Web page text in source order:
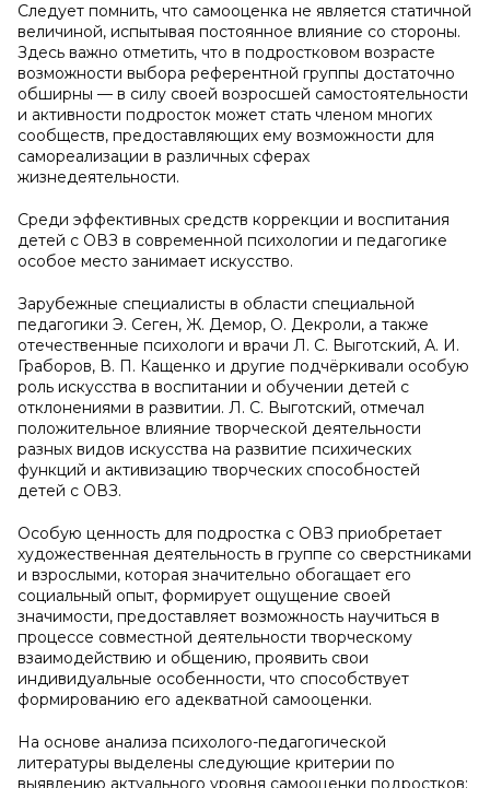
Следует помнить, что самооценка не является статичной
величиной, испытывая постоянное влияние со стороны.
Здесь важно отметить, что в подростковом возрасте
возможности выбора референтной группы достаточно
обширны — в силу своей возросшей самостоятельности
и активности подросток может стать членом многих
сообществ, предоставляющих ему возможности для
самореализации в различных сферах
жизнедеятельности.
Среди эффективных средств коррекции и воспитания
детей с ОВЗ в современной психологии и педагогике
особое место занимает искусство.
Зарубежные специалисты в области специальной
педагогики Э. Сеген, Ж. Демор, О. Декроли, а также
отечественные психологи и врачи Л. С. Выготский, А. И.
Граборов, В. П. Кащенко и другие подчёркивали особую
роль искусства в воспитании и обучении детей с
отклонениями в развитии. Л. С. Выготский, отмечал
положительное влияние творческой деятельности
разных видов искусства на развитие психических
функций и активизацию творческих способностей
детей с ОВЗ.
Особую ценность для подростка с ОВЗ приобретает
художественная деятельность в группе со сверстниками
и взрослыми, которая значительно обогащает его
социальный опыт, формирует ощущение своей
значимости, предоставляет возможность научиться в
процессе совместной деятельности творческому
взаимодействию и общению, проявить свои
индивидуальные особенности, что способствует
формированию его адекватной самооценки.
На основе анализа психолого-педагогической
литературы выделены следующие критерии по
выявлению актуального уровня самооценки подростков: